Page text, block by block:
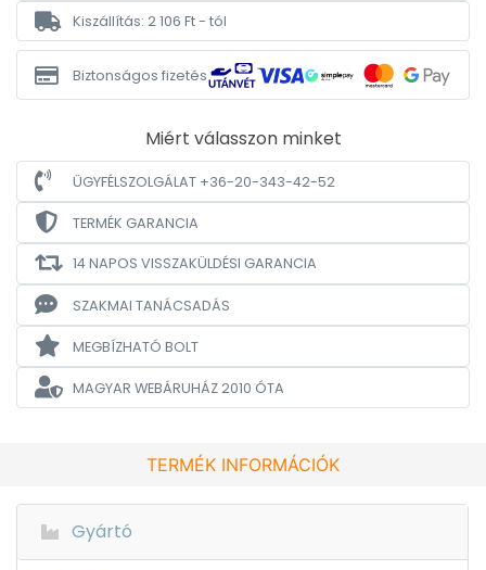
Kiszállítás: 2 106 Ft - tól
Biztonságos fizetés
Miért válasszon minket
ÜGYFÉLSZOLGÁLAT +36-20-343-42-52
TERMÉK GARANCIA
14 NAPOS VISSZAKÜLDÉSI GARANCIA
SZAKMAI TANÁCSADÁS
MEGBÍZHATÓ BOLT
MAGYAR WEBÁRUHÁZ2010 ÓTA
TERMÉK INFORMÁCIÓK
Gyártó